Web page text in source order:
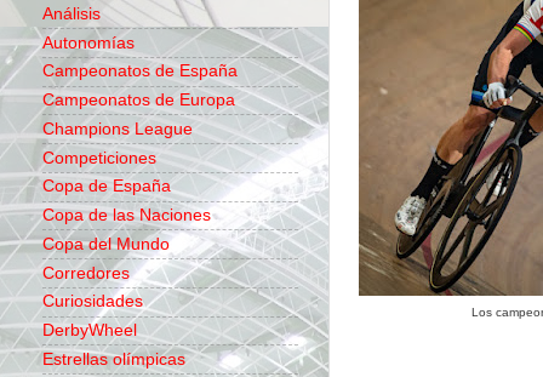
Los
Análisis
Autonomías
Campeonatos de España
Campeonatos de Europa
Champions League
Competiciones
Copa de España
Copa de las Naciones
Copa del Mundo
Corredores
Curiosidades
DerbyWheel
Estrellas olímpicas